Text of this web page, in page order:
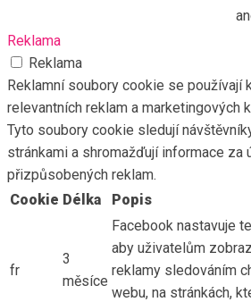
Reklama
Reklama
Reklamní soubory cookie se používají
relevantních reklam a marketingových
Tyto soubory cookie sledují
stránkami a shromažďují informace za
přizpůsobených reklam.
Cookie Délka Popis
fr
3
měsíce
Facebook nastavuje
aby uživatelům
reklamy sledováním
webu, na stránkách,